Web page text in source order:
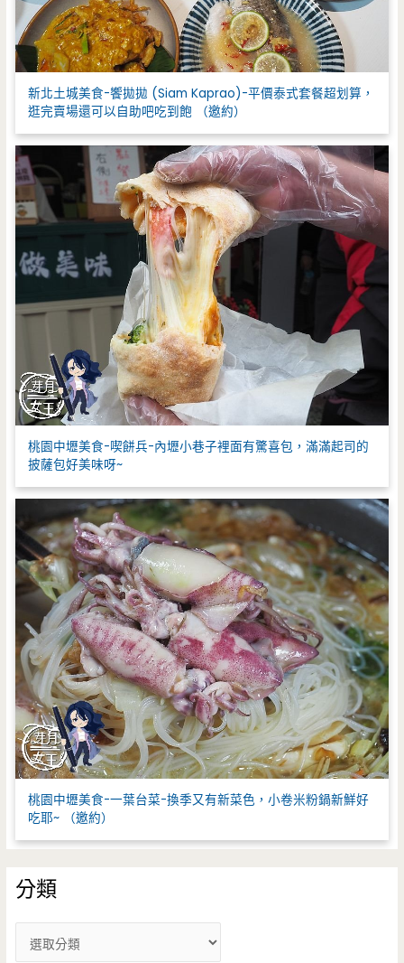
新北土城美食-饗拋拋 (Siam Kaprao)-平價泰式套餐超划算，
逛完賣場還可以自助吧吃到飽 （邀約）
桃園中壢美食-喫餅兵-內壢小巷子裡面有驚喜包，滿滿起司的
披薩包好美味呀~
桃園中壢美食-一葉台菜-換季又有新菜色，小卷米粉鍋新鮮好
吃耶~ （邀約）
分類
類